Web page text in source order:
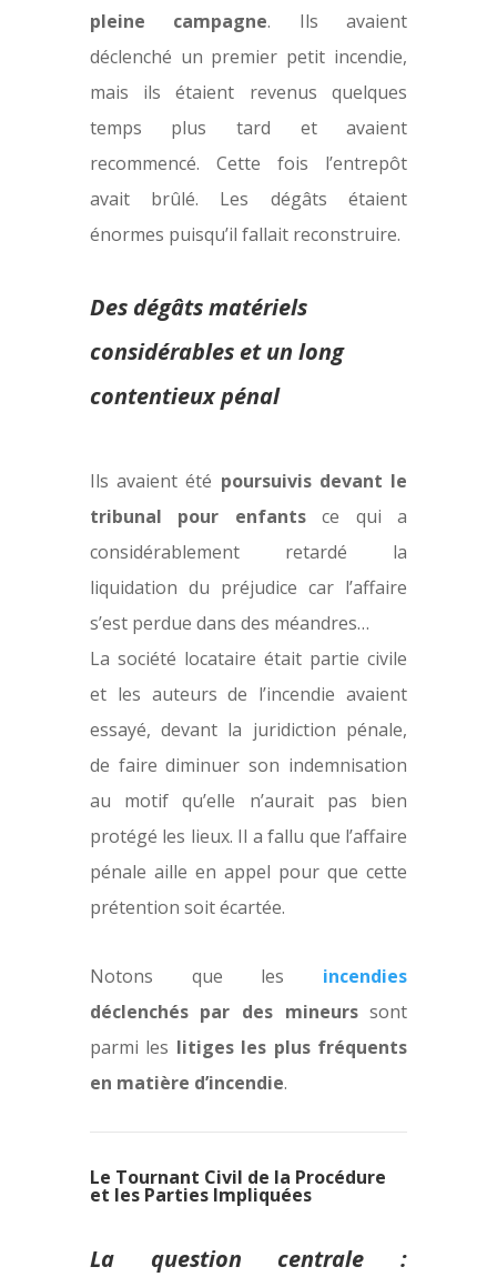
pleine campagne. Ils avaient
déclenché un premier petit incendie,
mais ils étaient revenus quelques
temps plus tard et avaient
recommencé. Cette fois l’entrepôt
avait brûlé. Les dégâts étaient
énormes puisqu’il fallait reconstruire.
Des dégâts matériels
considérables et un long
contentieux pénal
Ils avaient été poursuivis devant le
tribunal pour enfantsce qui a
considérablement retardé la
liquidation du préjudice car l’affaire
s’est perdue dans des méandres…
La société locataire était partie civile
et les auteurs de l’incendie avaient
essayé, devant la juridiction pénale,
de faire diminuer son indemnisation
au motif qu’elle n’aurait pas bien
protégé les lieux. Il a fallu que l’affaire
pénale aille en appel pour que cette
prétention soit écartée.
Notons que les incendies
déclenchés par des mineurssont
parmi les litiges les plus fréquents
en matière d’incendie.
Le Tournant Civil de la Procédure
et les Parties Impliquées
La question centrale :